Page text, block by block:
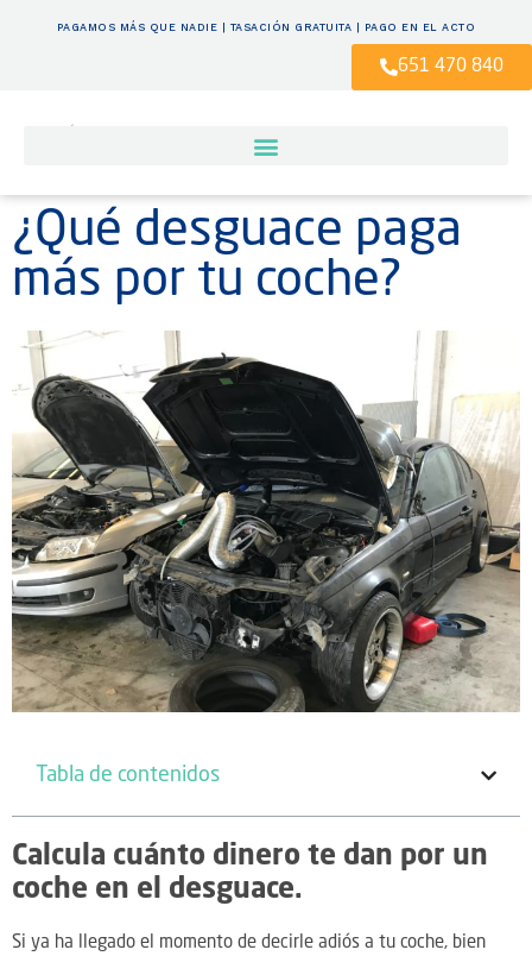
PAGAMOS MÁS QUE NADIE | TASACIÓN GRATUITA | PAGO EN EL ACTO
651 470 840
¿Qué desguace paga
más por tu coche?
Tabla de contenidos
Calcula cuánto dinero te dan por un
coche en el desguace.
Si ya ha llegado el momento de decirle adiós a tu coche, bien